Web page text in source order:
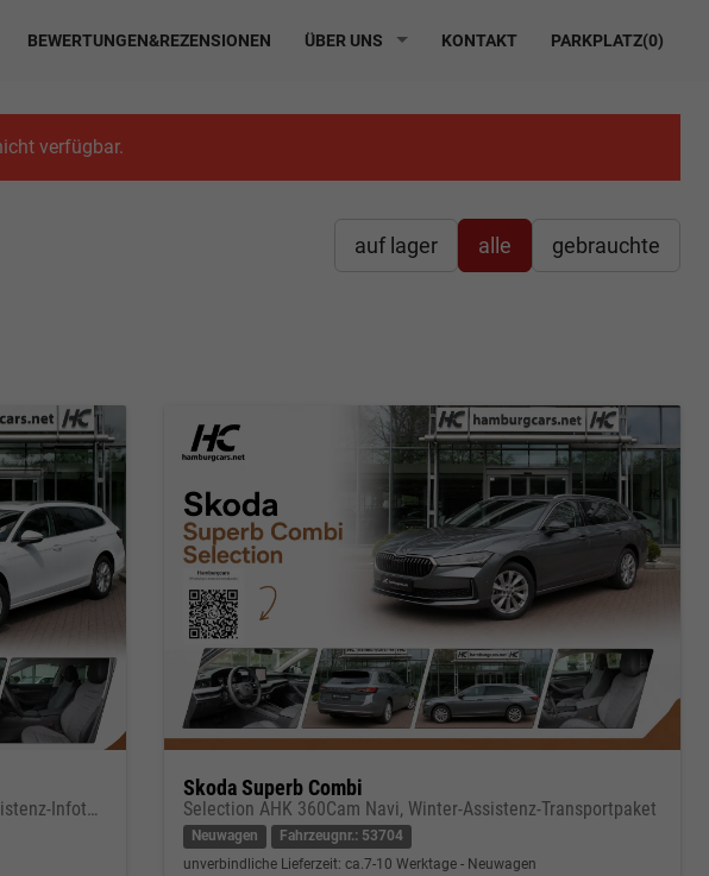
BEWERTUNGEN&REZENSIONEN ÜBER UNS KONTAKT PARKPLATZ(0)
verfügbar.
auf lager alle gebrauchte
Selection iV 1,5 PHEV AHK HUD Navi, Winter-Assistenz-Infotainment-Transport-Paket
Skoda Superb Combi
Selection AHK 360Cam Navi, Winter-Assistenz-Transportpaket
Neuwagen
Fahrzeugnr.: 53704
unverbindliche Lieferzeit: ca.7-10 Werktage Neuwagen